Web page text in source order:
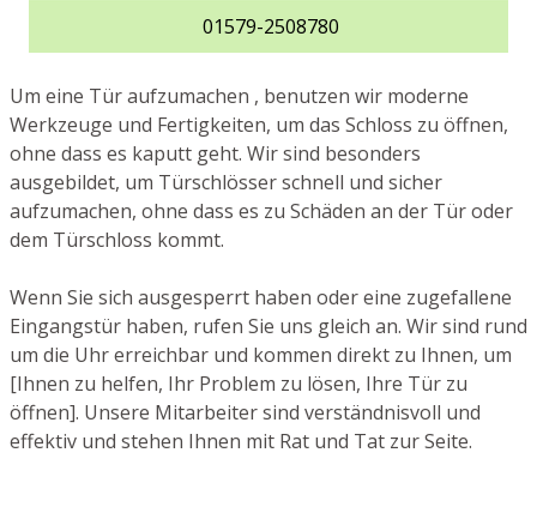
01579-2508780
Um eine Tür aufzumachen , benutzen wir moderne
Werkzeuge und Fertigkeiten, um das Schloss zu öffnen,
ohne dass es kaputt geht. Wir sind besonders
ausgebildet, um Türschlösser schnell und sicher
aufzumachen, ohne dass es zu Schäden an der Tür oder
dem Türschloss kommt.
Wenn Sie sich ausgesperrt haben oder eine zugefallene
Eingangstür haben, rufen Sie uns gleich an. Wir sind rund
um die Uhr erreichbar und kommen direkt zu Ihnen, um
[Ihnen zu helfen, Ihr Problem zu lösen, Ihre Tür zu
öffnen]. Unsere Mitarbeiter sind verständnisvoll und
effektiv und stehen Ihnen mit Rat und Tat zur Seite.